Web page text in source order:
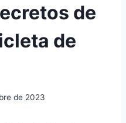
de
de
de 2023